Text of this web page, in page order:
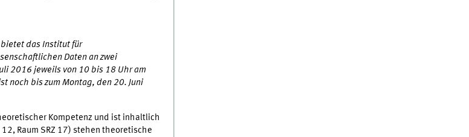
das Institut für
Daten an zwei
2016 jeweils von 10 bis 18 Uhr am
noch bis zum Montag, den 20. Juni
Kompetenz und ist inhaltlich
Raum SRZ 17) stehen theoretische